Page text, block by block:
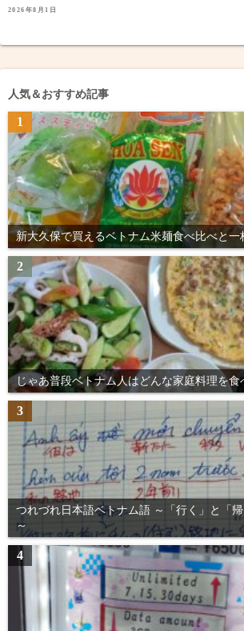
2026年8月1日
人気＆おすすめ記事
1
新大久保で買えるベトナム米麺食べ比べと一
2
じゃあ普段ベトナム人はどんな家庭料理を食
3
つれづれ日本語ベトナム語 ～「行く」と「
～
4